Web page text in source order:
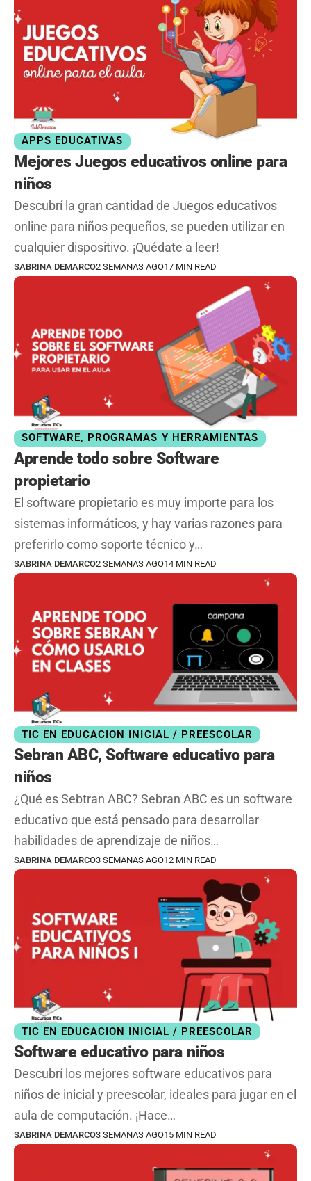
APPS EDUCATIVAS
Mejores Juegos educativos online para
niños
Descubrí la gran cantidad de Juegos educativos
online para niños pequeños, se pueden utilizar en
cualquier dispositivo. ¡Quédate a leer!
SABRINA DEMARCO2 SEMANAS AGO17 MIN READ
SOFTWARE, PROGRAMAS Y HERRAMIENTAS
Aprende todo sobre Software
propietario
El software propietario es muy importe para los
sistemas informáticos, y hay varias razones para
preferirlo como soporte técnico y…
SABRINA DEMARCO2 SEMANAS AGO14 MIN READ
TIC EN EDUCACION INICIAL / PREESCOLAR
Sebran ABC, Software educativo para
niños
¿Qué es Sebtran ABC? Sebran ABC es un software
educativo que está pensado para desarrollar
habilidades de aprendizaje de niños…
SABRINA DEMARCO3 SEMANAS AGO12 MIN READ
TIC EN EDUCACION INICIAL / PREESCOLAR
Software educativo para niños
Descubrí los mejores software educativos para
niños de inicial y preescolar, ideales para jugar en el
aula de computación. ¡Hace…
SABRINA DEMARCO3 SEMANAS AGO15 MIN READ